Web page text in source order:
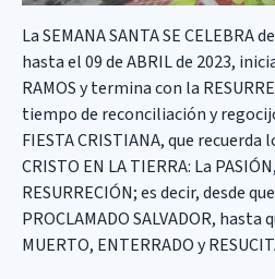
La SEMANA SANTA SE CELEBRA
hasta el 09 de ABRIL de 2023,
RAMOS y termina con la
tiempo de reconciliación y
FIESTA CRISTIANA, que
CRISTO EN LA TIERRA: La
RESURRECIÓN; es decir, desde
PROCLAMADO SALVADOR, hasta
MUERTO, ENTERRADO y